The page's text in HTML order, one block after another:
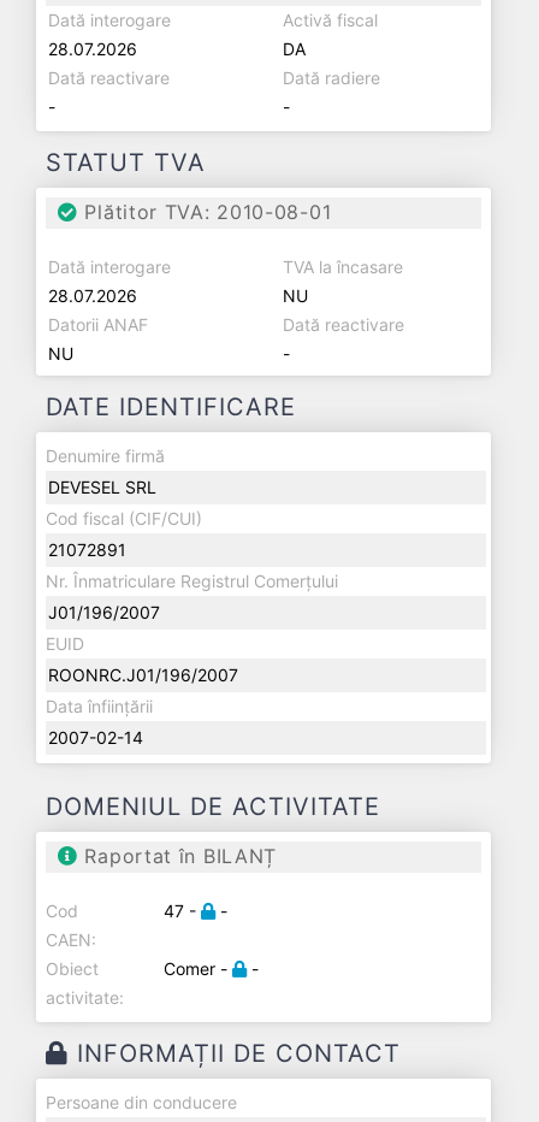
Dată interogare
28.07.2026
Activă fiscal
DA
Dată reactivare
-
Dată radiere
-
STATUT TVA
Plătitor TVA: 2010-08-01
Dată interogare
28.07.2026
TVA la încasare
NU
Datorii ANAF
NU
Dată reactivare
-
DATE IDENTIFICARE
Denumire firmă
DEVESEL SRL
Cod fiscal (CIF/CUI)
21072891
Nr. Înmatriculare Registrul Comerțului
J01/196/2007
EUID
ROONRC.J01/196/2007
Data înființării
2007-02-14
DOMENIUL DE ACTIVITATE
Raportat în BILANȚ
Cod
CAEN:
47 - -
Obiect
activitate:
Comer - -
INFORMAȚII DE CONTACT
Persoane din conducere